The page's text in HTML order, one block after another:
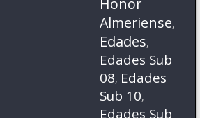
Honor
Almeriense,
Edades,
Edades Sub
08, Edades
Sub 10,
Edades Sub